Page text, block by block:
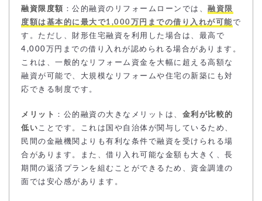
融資限度額 ：公的融資のリフォームローンでは、 融資限
度額は基本的に最大で1,000万円までの借り入れが可能で
す。ただし、財形住宅融資を利用した場合は、最高で
4,000万円までの借り入れが認められる場合があります。
これは、一般的なリフォーム資金を大幅に超える高額な
融資が可能で、大規模なリフォームや住宅の新築にも対
応できる制度です。
メリット ：公的融資の大きなメリットは、 金利が比較的
低いことです。これは国や自治体が関与しているため、
民間の金融機関よりも有利な条件で融資を受けられる場
合があります。また、借り入れ可能な金額も大きく、長
期間の返済プランを組むことができるため、資金調達の
面では安心感があります。